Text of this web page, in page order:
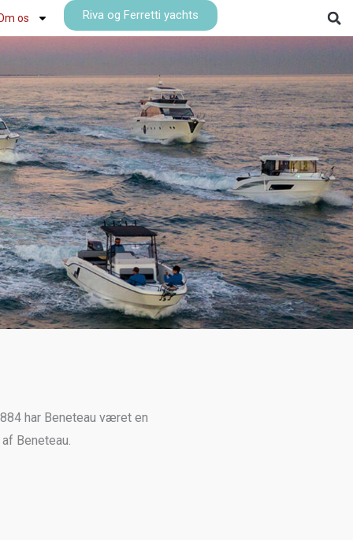
os Riva og Ferretti yachts
har Beneteau været en
Beneteau.